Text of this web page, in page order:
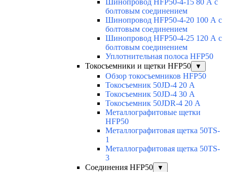
болтовым соединением
Шинопровод HFP50-4-20 100 А с
болтовым соединением
Шинопровод HFP50-4-25 120 А с
болтовым соединением
Уплотнительная полоса HFP50
Токосъемники и щетки HFP50
▼
Обзор токосъемников HFP50
Токосъемник 50JD-4 20 А
Токосъемник 50JD-4 30 А
Токосъемник 50JDR-4 20 А
Металлографитовые щетки
HFP50
Металлографитовая щетка 50TS-
1
Металлографитовая щетка 50TS-
3
Соединения HFP50
▼